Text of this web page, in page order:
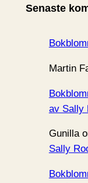
v
Senaste
Martin
av Sally
Gunilla
Sally